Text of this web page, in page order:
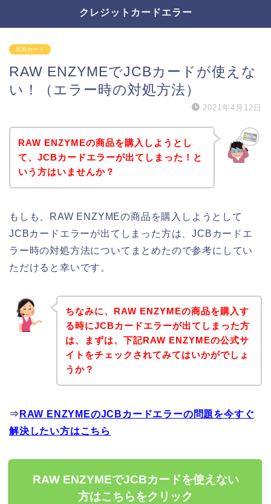
クレジットカードエラー
JCBカード
RAW ENZYMEでJCBカードが使えな
い！（エラー時の対処方法）
2021年4月12日
RAW ENZYMEの商品を購入しようとし
て、JCBカードエラーが出てしまった！と
いう方はいませんか？
もしも、RAW ENZYMEの商品を購入しようとして
JCBカードエラーが出てしまった方は、JCBカードエ
ラー時の対処方法についてまとめたので参考にしてい
ただけると幸いです。
ちなみに、RAW ENZYMEの商品を購入す
る時にJCBカードエラーが出てしまった方
は、まずは、下記RAW ENZYMEの公式サ
イトをチェックされてみてはいかがでしょ
うか？
⇒ RAW ENZYMEのJCBカードエラーの問題を今すぐ
解決したい方はこちら
RAW ENZYMEでJCBカードを使えない
方はこちらをクリック